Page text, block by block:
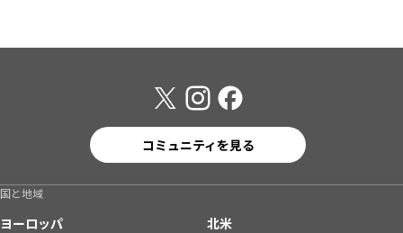
コミュニティを見る
国と地域
ヨーロッパ
北米